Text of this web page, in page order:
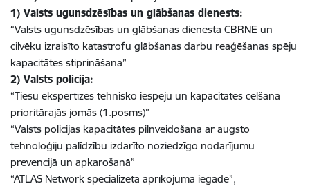
1) Valsts ugunsdzēsības un glābšanas dienests:
“Valsts ugunsdzēsības un glābšanas dienesta CBRNE un
cilvēku izraisīto katastrofu glābšanas darbu reaģēšanas spēju
kapacitātes stiprināšana”
2) Valsts policija:
“Tiesu ekspertīzes tehnisko iespēju un kapacitātes celšana
prioritārajās jomās (1.posms)”
“Valsts policijas kapacitātes pilnveidošana ar augsto
tehnoloģiju palīdzību izdarīto noziedzīgo nodarījumu
prevencijā un apkarošanā”
“ATLAS Network specializētā aprīkojuma iegāde”,